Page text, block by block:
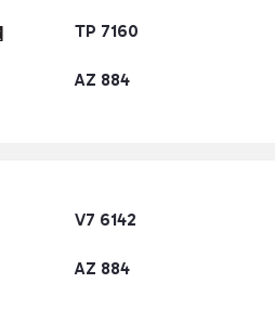
TP 7160
AZ 884
V7 6142
AZ 884